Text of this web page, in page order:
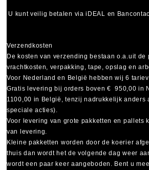
U kunt veilig betalen viaiDEAL en
Verzendkosten
De kosten van verzending bestaan o.a.uit de
vrachtkosten, verpakking, tape, opslag en
Voor Nederland en België hebben wij 6
Gratis levering bij orders boven € 950,00 in
1100,00 in België, tenzij nadrukkelijk anders
speciale acties).
Voor levering van grote pakketten en pallets
van levering.
Kleine pakketten worden door de koerier
thuis dan wordt het de volgende dag weer
wordt een paar keer aangeboden. Bent u